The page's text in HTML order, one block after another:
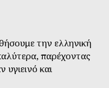
την ελληνική
παρέχοντας
υγιεινό και